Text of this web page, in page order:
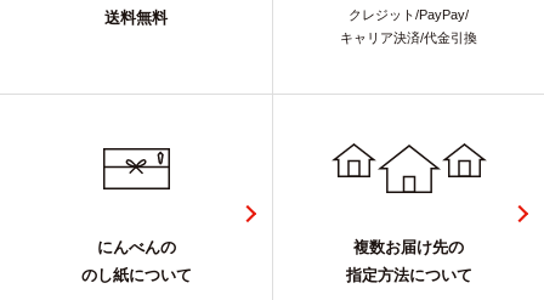
送料無料
クレジット/PayPay/
キャリア決済/代金引換
にんべんの
のし紙について
複数お届け先の
指定方法について